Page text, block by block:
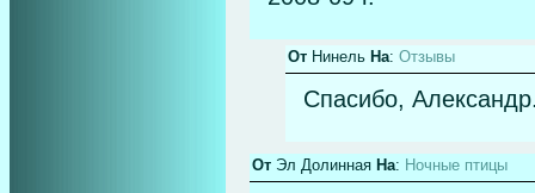
От Нинель На: Отзывы
Спасибо,
От Эл Долинная На: Ночные птицы